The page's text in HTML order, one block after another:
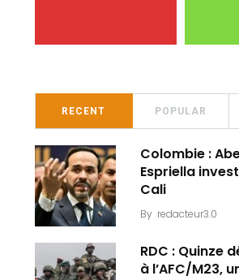
RECENT POPULAR
Colombie :
Espriella
Cali
By redacteur3.0
RDC : Quinze
à l’AFC/M23,